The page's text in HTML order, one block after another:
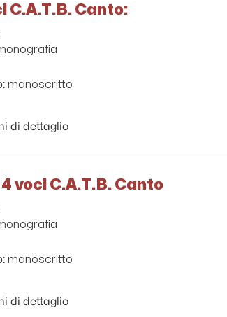
C.A.T.B. Canto:
manoscritto
di dettaglio
voci C.A.T.B. Canto
manoscritto
di dettaglio